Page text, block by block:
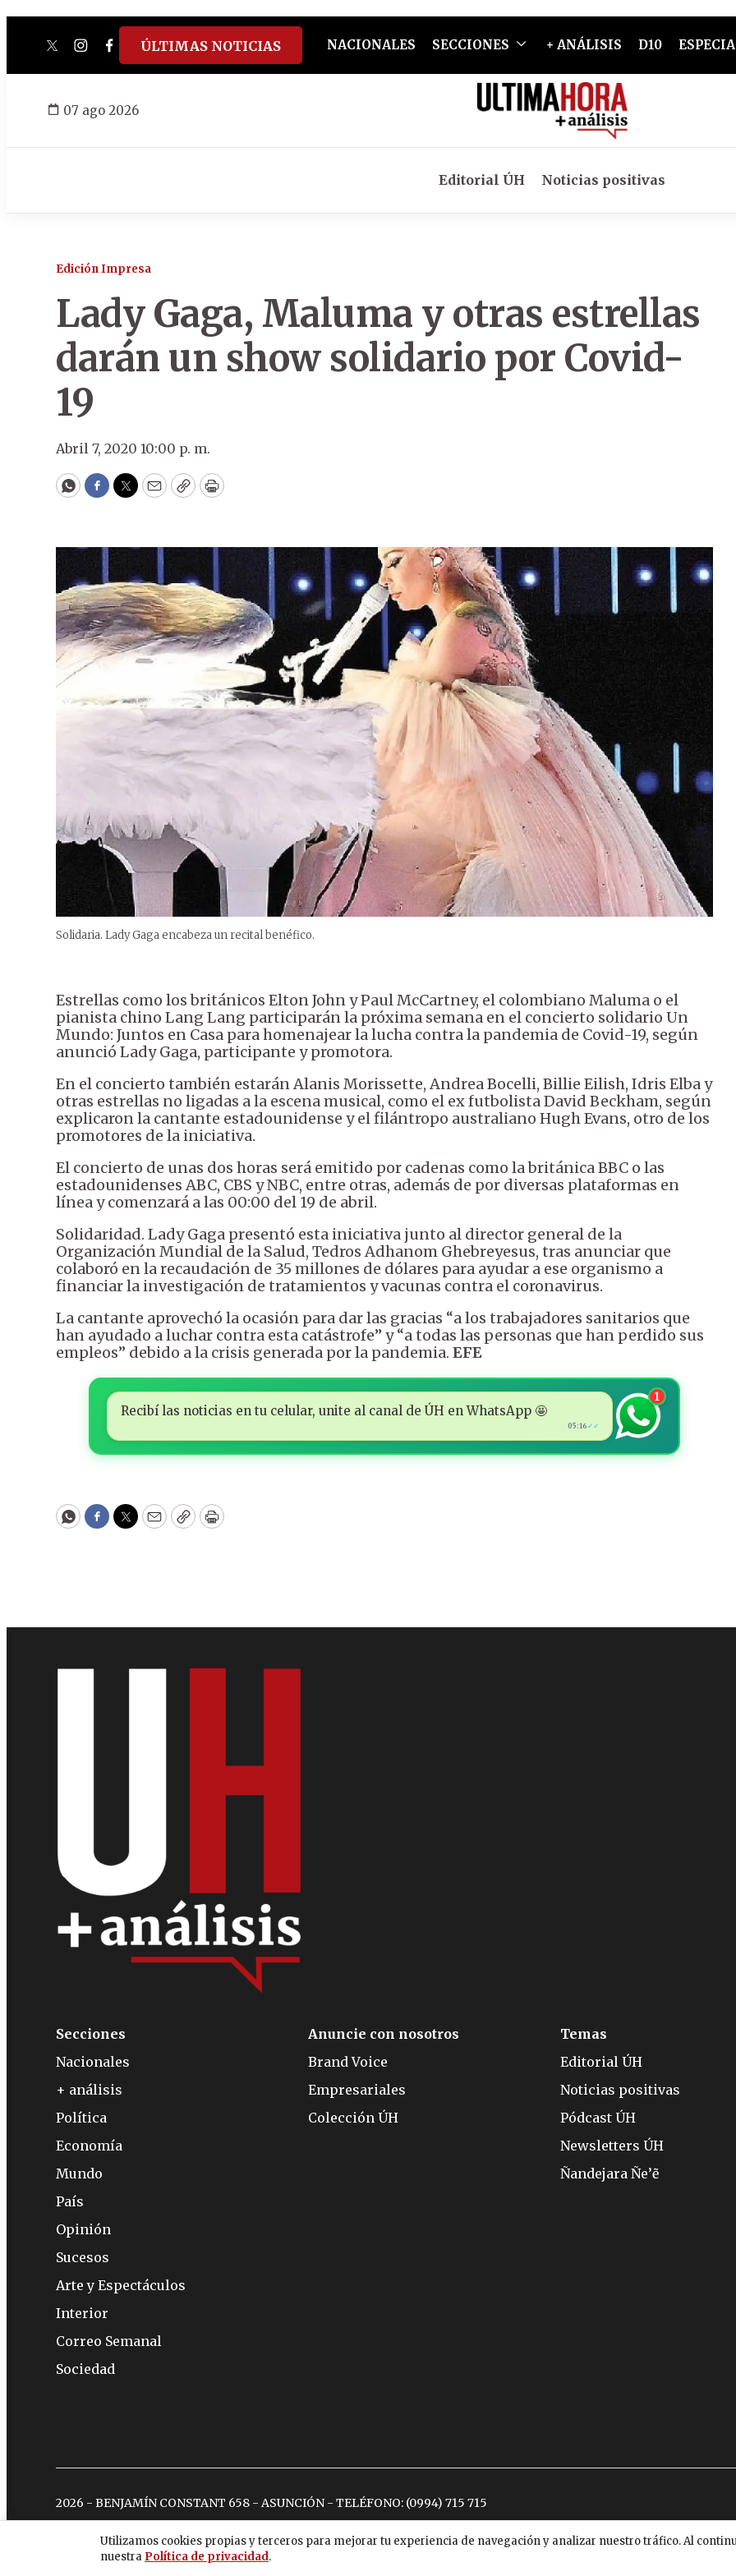
twitterinstagram
facebook
tiktokyoutube
spotify
ÚLTIMAS NOTICIAS NACIONALES SECCIONES + ANÁLISIS D10
07 ago 2026
Editorial ÚH Noticias positivas
Edición Impresa
Lady Gaga, Maluma y otras estrellas
darán un show solidario por Covid-
19
Abril 7, 2020 10:00 p. m.
WhatsApp
Facebook
Twitter
EmailCopyPrint
Solidaria. Lady Gaga encabeza un recital benéfico.
Estrellas como los británicos Elton John y Paul McCartney, el colombiano Maluma o el
pianista chino Lang Lang participarán la próxima semana en el concierto solidario Un
Mundo: Juntos en Casa para homenajear la lucha contra la pandemia de Covid-19, según
anunció Lady Gaga, participante y promotora.
En el concierto también estarán Alanis Morissette, Andrea Bocelli, Billie Eilish, Idris Elba y
otras estrellas no ligadas a la escena musical, como el ex futbolista David Beckham, según
explicaron la cantante estadounidense y el filántropo australiano Hugh Evans, otro de los
promotores de la iniciativa.
El concierto de unas dos horas será emitido por cadenas como la británica BBC o las
estadounidenses ABC, CBS y NBC, entre otras, además de por diversas plataformas en
línea y comenzará a las 00:00 del 19 de abril.
Solidaridad. Lady Gaga presentó esta iniciativa junto al director general de la
Organización Mundial de la Salud, Tedros Adhanom Ghebreyesus, tras anunciar que
colaboró en la recaudación de 35 millones de dólares para ayudar a ese organismo a
financiar la investigación de tratamientos y vacunas contra el coronavirus.
La cantante aprovechó la ocasión para dar las gracias “a los trabajadores sanitarios que
han ayudado a luchar contra esta catástrofe” y “a todas las personas que han perdido sus
empleos” debido a la crisis generada por la pandemia. EFE
Recibí las noticias en tu celular, unite al canal de ÚH en WhatsApp 🤩
05:16 ✓✓
1
WhatsApp
Facebook
Twitter
EmailCopyPrint
Utilizamos cookies propias y terceros para mejorar tu experiencia de navegación y analizar nuestro tráfico. Al
nuestra Política de privacidad.
Secciones
Nacionales
+ análisis
Política
Economía
Mundo
País
Opinión
Sucesos
Arte y Espectáculos
Interior
Correo Semanal
Sociedad
Anuncie con nosotros
Brand Voice
Empresariales
Colección ÚH
Temas
Editorial ÚH
Noticias positivas
Pódcast ÚH
Newsletters ÚH
Ñandejara Ñe’ẽ
2026 - BENJAMÍN CONSTANT 658 - ASUNCIÓN - TELÉFONO: (0994) 715 715